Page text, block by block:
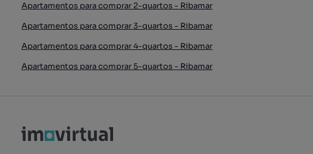
Apartamentos para comprar 2-quartos - Ribamar
Apartamentos para comprar 3-quartos - Ribamar
Apartamentos para comprar 4-quartos - Ribamar
Apartamentos para comprar 5-quartos - Ribamar